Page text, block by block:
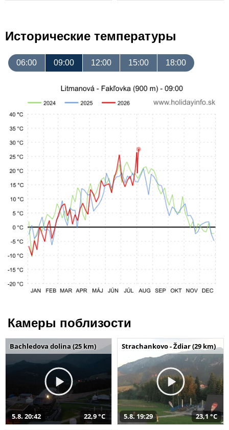
Исторические температуры
06:00 09:00 12:00 15:00 18:00
Камеры поблизости
Bachledova dolina (25 km)
5.8. 20:42 22,9 °C
Strachankovo - Ždiar (29 km)
5.8. 19:29 23,1 °C